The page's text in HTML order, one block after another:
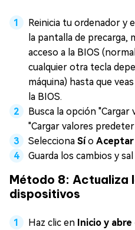
Reinicia tu ordenador y
la pantalla de precarga,
acceso a la BIOS
cualquier otra tecla
máquina) hasta que
la BIOS.
Busca la opción
"Cargar valores
Selecciona Sío Aceptar
Guarda los cambios y sal
Método 8: Actualiza
dispositivos
Haz clic en Inicio y abre